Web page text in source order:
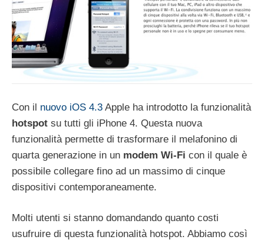
Con il nuovo iOS 4.3 Apple ha introdotto la funzionalità
hotspot su tutti gli iPhone 4. Questa nuova
funzionalità permette di trasformare il melafonino di
quarta generazione in un modem Wi-Fi con il quale è
possibile collegare fino ad un massimo di cinque
dispositivi contemporaneamente.
Molti utenti si stanno domandando quanto costi
usufruire di questa funzionalità hotspot. Abbiamo così